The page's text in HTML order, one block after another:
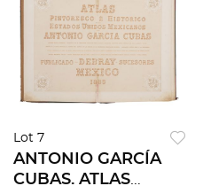
Lot 7
ANTONIO GARCÍA
CUBAS. ATLAS